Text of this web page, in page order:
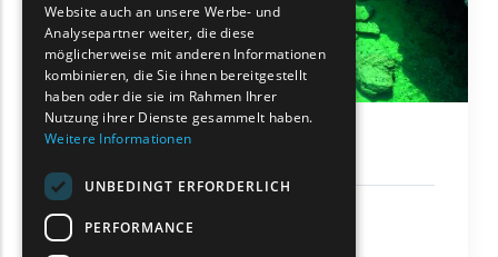
Giola
Thassos
ROMANIAN
TURKISH
Website auch an unsere Werbe- und
Analysepartner weiter, die diese
möglicherweise mit anderen Informationen
kombinieren, die Sie ihnen bereitgestellt
haben oder die sie im Rahmen Ihrer
Nutzung ihrer Dienste gesammelt haben.
Weitere Informationen
UNBEDINGT ERFORDERLICH
PERFORMANCE